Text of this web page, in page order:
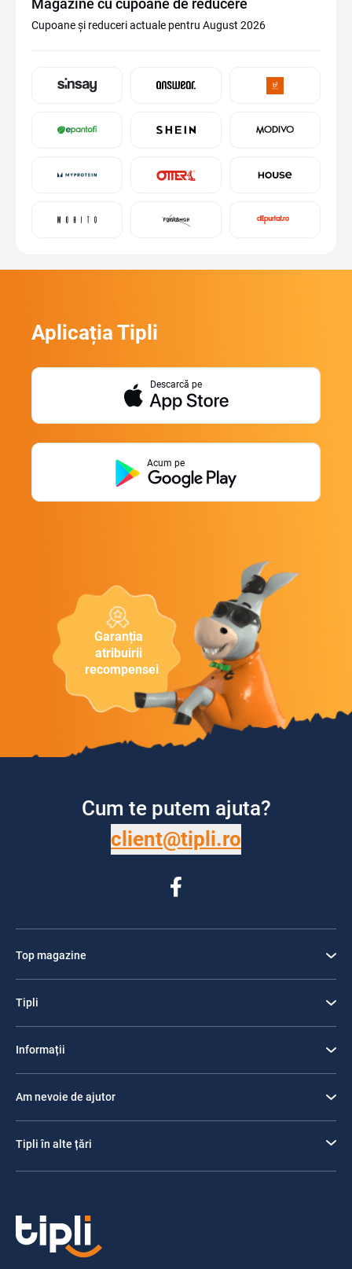
Magazine cu cupoane de reducere
Cupoane și reduceri actuale pentru August 2026
Garanția
atribuirii
recompensei
Aplicația Tipli
Descarcă pe
Acum pe
Cum te putem ajuta?
client@tipli.ro
Top magazine
Tipli
Informații
Am nevoie de ajutor
Tipli în alte țări